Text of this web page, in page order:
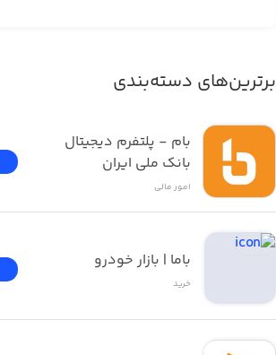
برترین‌های دسته‌بندی
بانک ملی ایران
امور ‌مالی
باما | بازار خودرو
خرید